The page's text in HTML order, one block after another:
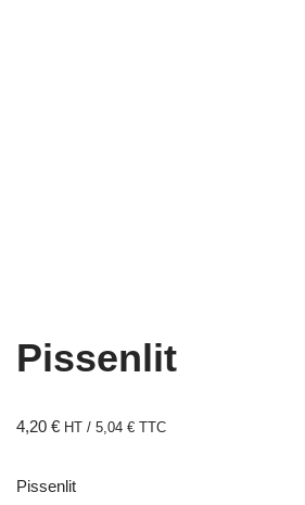
Pissenlit
4,20 € HT / 5,04 € TTC
Pissenlit